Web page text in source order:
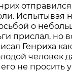
Испытывая
о
прислал, но
Генриха
человек
не просить